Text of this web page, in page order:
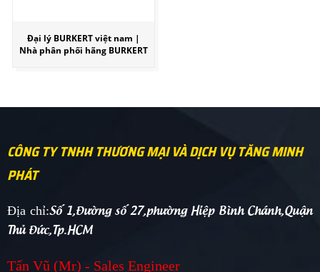
Đại lý BURKERT việt nam |
Nhà phân phối hãng BURKERT
CÔNG TY TNHH THƯƠNG MẠI VÀ DỊCH VỤ TĂNG MINH
PHÁT
Địa chỉ:Số 1,Đường số 27,phường Hiệp Bình Chánh,Quận
Thủ Đức,Tp.HCM
Tấn Vũ (Mr) - Sales Engineer